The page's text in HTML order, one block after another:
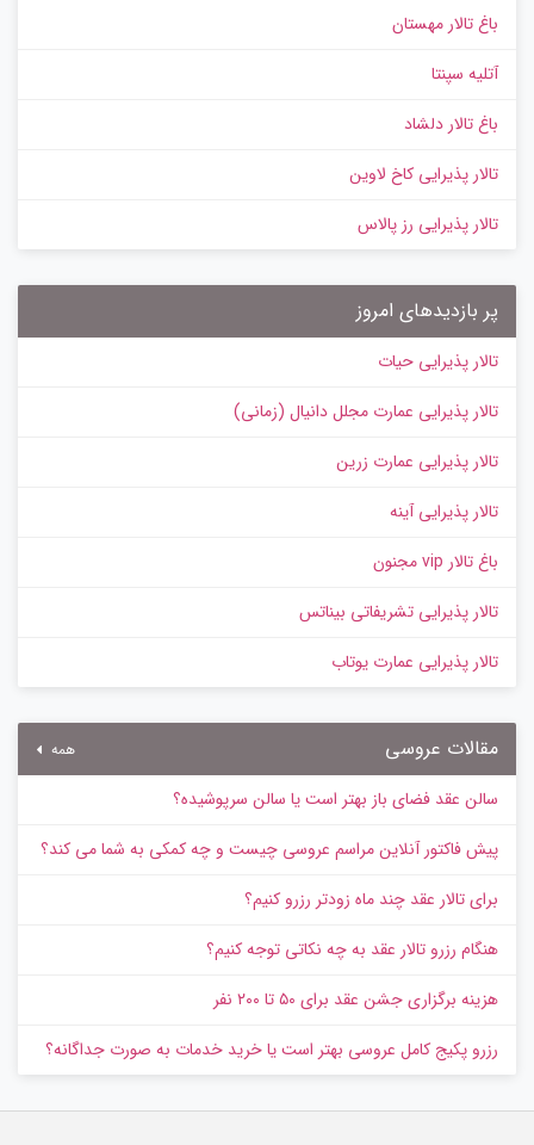
باغ تالار مهستان
آتلیه سپنتا
باغ تالار دلشاد
تالار پذیرایی کاخ لاوین
تالار پذیرایی رز پالاس
پر بازدیدهای امروز
تالار پذیرایی حیات
تالار پذیرایی عمارت مجلل دانیال (زمانی)
تالار پذیرایی عمارت زرین
تالار پذیرایی آینه
باغ تالار vip مجنون
تالار پذیرایی تشریفاتی بیناتس
تالار پذیرایی عمارت یوتاب
مقالات عروسی همه
سالن عقد فضای باز بهتر است یا سالن سرپوشیده؟
پیش‌ فاکتور آنلاین مراسم عروسی چیست و چه کمکی به شما می کند؟
برای تالار عقد چند ماه زودتر رزرو کنیم؟
هنگام رزرو تالار عقد به چه نکاتی توجه کنیم؟
هزینه برگزاری جشن عقد برای ۵۰ تا ۲۰۰ نفر
رزرو پکیج کامل عروسی بهتر است یا خرید خدمات به‌ صورت جداگانه؟